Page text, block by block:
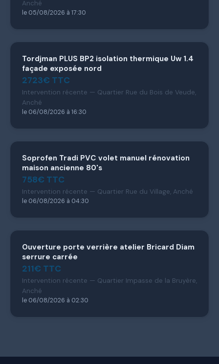
Anché
le 05/08/2026 à 17:30
Tordjman PLUS BP2 isolation thermique Uw 1.4
façade exposée nord
2723€ TTC
Intervention récente — Quartier Rue du Bois de Veude,
Anché
le 06/08/2026 à 16:30
Soprofen Tradi PVC volet manuel rénovation
maison ancienne 80's
758€ TTC
Intervention récente — Quartier Rue du Village, Anché
le 06/08/2026 à 04:30
Ouverture porte verrière atelier Bricard Diam
serrure carrée
211€ TTC
Intervention récente — Quartier Impasse de la Bruyère,
Anché
le 06/08/2026 à 02:30